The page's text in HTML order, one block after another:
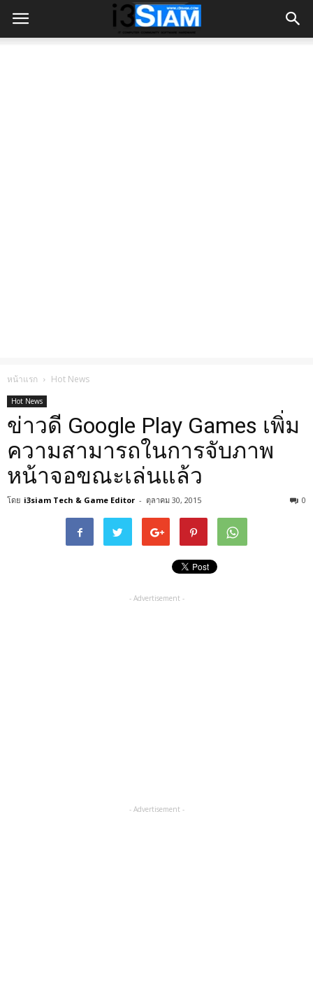
หน้าแรก Hot News
Hot News
ข่าวดี Google Play Games เพิ่ม
ความสามารถในการจับภาพ
หน้าจอขณะเล่นแล้ว
โดย i3siam Tech & Game Editor - ตุลาคม 30, 2015 0
- Advertisement -
- Advertisement -